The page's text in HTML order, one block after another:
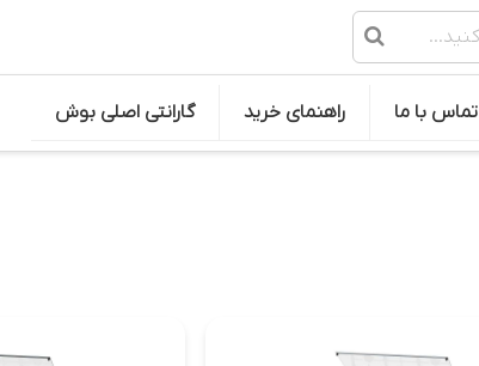
تماس با ما راهنمای خرید گارانتی اصلی بوش